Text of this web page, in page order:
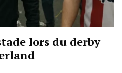
lors du derby